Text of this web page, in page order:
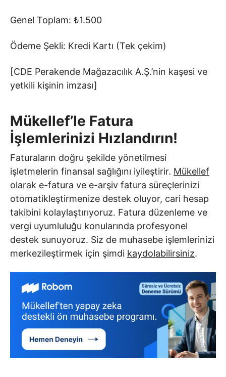
Genel Toplam: ₺1.500
Ödeme Şekli: Kredi Kartı (Tek çekim)
[CDE Perakende Mağazacılık A.Ş.’nin kaşesi ve
yetkili kişinin imzası]
Mükellef’le Fatura
İşlemlerinizi Hızlandırın!
Faturaların doğru şekilde yönetilmesi
işletmelerin finansal sağlığını iyileştirir. Mükellef
olarak e-fatura ve e-arşiv fatura süreçlerinizi
otomatikleştirmenize destek oluyor, cari hesap
takibini kolaylaştırıyoruz. Fatura düzenleme ve
vergi uyumluluğu konularında profesyonel
destek sunuyoruz. Siz de muhasebe işlemlerinizi
merkezileştirmek için şimdi kaydolabilirsiniz.